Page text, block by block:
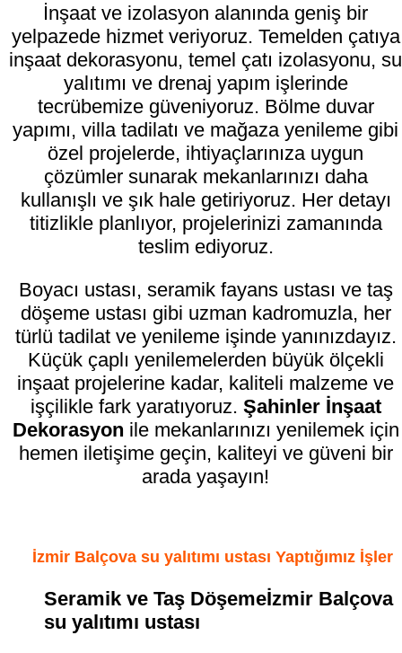
İnşaat ve izolasyon alanında geniş bir
yelpazede hizmet veriyoruz. Temelden çatıya
inşaat dekorasyonu, temel çatı izolasyonu, su
yalıtımı ve drenaj yapım işlerinde
tecrübemize güveniyoruz. Bölme duvar
yapımı, villa tadilatı ve mağaza yenileme gibi
özel projelerde, ihtiyaçlarınıza uygun
çözümler sunarak mekanlarınızı daha
kullanışlı ve şık hale getiriyoruz. Her detayı
titizlikle planlıyor, projelerinizi zamanında
teslim ediyoruz.
Boyacı ustası, seramik fayans ustası ve taş
döşeme ustası gibi uzman kadromuzla, her
türlü tadilat ve yenileme işinde yanınızdayız.
Küçük çaplı yenilemelerden büyük ölçekli
inşaat projelerine kadar, kaliteli malzeme ve
işçilikle fark yaratıyoruz. Şahinler İnşaat
Dekorasyon ile mekanlarınızı yenilemek için
hemen iletişime geçin, kaliteyi ve güveni bir
arada yaşayın!
İzmir Balçova su yalıtımı ustası Yaptığımız İşler
Seramik ve Taş Döşemeİzmir Balçova
su yalıtımı ustası